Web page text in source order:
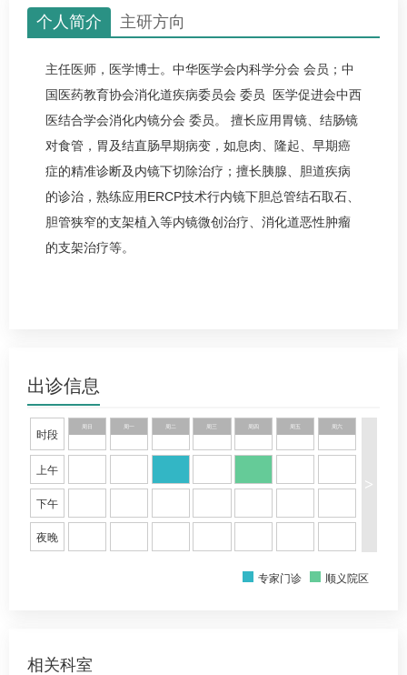
个人简介 主研方向
主任医师，医学博士。中华医学会内科学分会 会员；中
国医药教育协会消化道疾病委员会 委员 医学促进会中西
医结合学会消化内镜分会 委员。 擅长应用胃镜、结肠镜
对食管，胃及结直肠早期病变，如息肉、隆起、早期癌
症的精准诊断及内镜下切除治疗；擅长胰腺、胆道疾病
的诊治，熟练应用ERCP技术行内镜下胆总管结石取石、
胆管狭窄的支架植入等内镜微创治疗、消化道恶性肿瘤
的支架治疗等。
出诊信息
时段
上午
下午
夜晚
周日 周一 周三 周四 周五 周六
>
专家门诊 顺义院区
相关科室